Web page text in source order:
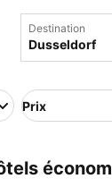
Destination
élevé
Prix